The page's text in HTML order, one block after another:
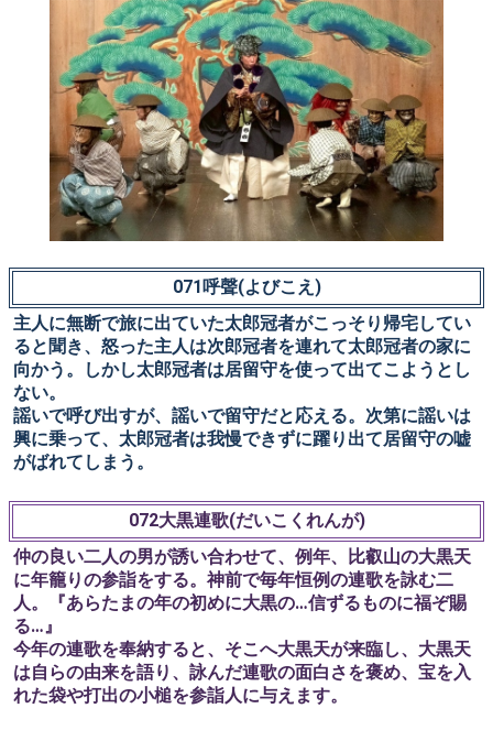
に済ませ、近々田舎へ帰郷することとなります。大名は太
郎冠者を伴い、在京中に親しくなった女のもとへ挨拶に立
ち寄りますが、別れを惜しんで泣き始める女の挙動に不審
を感じた太郎冠者は…。
070菌(くさびら)
採っても採っても繁殖する庭の菌(キノコ)。一夜のうちに
元のように生えて気味が悪いので、山伏を訪ねて祈祷を頼
みます。おもむろに祈祷を始める山伏ですが、菌の繁殖力
の凄まじさ。祈れば祈るほど、どんどん数を増していきま
す。
071呼聲(よびこえ)
主人に無断で旅に出ていた太郎冠者がこっそり帰宅してい
ると聞き、怒った主人は次郎冠者を連れて太郎冠者の家に
向かう。しかし太郎冠者は居留守を使って出てこようとし
ない。